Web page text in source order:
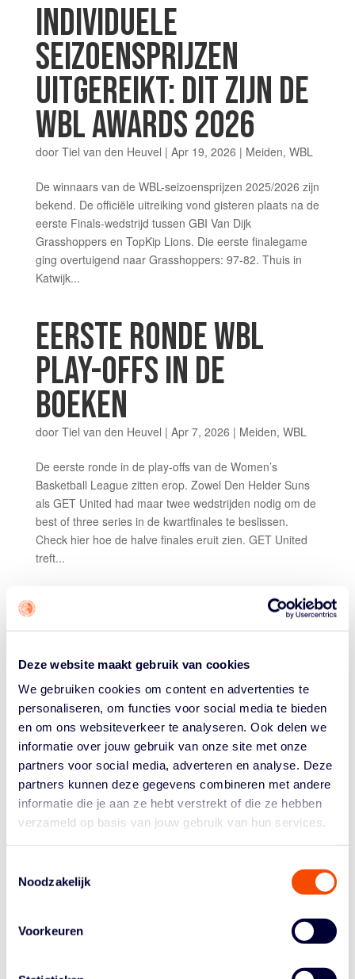
Deze website maakt gebruik van cookies
We gebruiken cookies om content en advertenties te
personaliseren, om functies voor social media te bieden
en om ons websiteverkeer te analyseren. Ook delen we
informatie over jouw gebruik van onze site met onze
partners voor social media, adverteren en analyse. Deze
partners kunnen deze gegevens combineren met andere
informatie die je aan ze hebt verstrekt of die ze hebben
verzameld op basis van jouw gebruik van hun services.
Noodzakelijk
Voorkeuren
INDIVIDUELE
SEIZOENSPRIJZEN
UITGEREIKT: DIT ZIJN DE
WBL AWARDS 2026
door Tiel van den Heuvel | Apr 19, 2026 | Meiden, WBL
De winnaars van de WBL-seizoensprijzen 2025/2026 zijn
bekend. De officiële uitreiking vond gisteren plaats na de
eerste Finals-wedstrijd tussen GBI Van Dijk
Grasshoppers en TopKip Lions. Die eerste finalegame
ging overtuigend naar Grasshoppers: 97-82. Thuis in
Katwijk...
EERSTE RONDE WBL
PLAY-OFFS IN DE
BOEKEN
door Tiel van den Heuvel | Apr 7, 2026 | Meiden, WBL
De eerste ronde in de play-offs van de Women’s
Basketball League zitten erop. Zowel Den Helder Suns
als GET United had maar twee wedstrijden nodig om de
best of three series in de kwartfinales te beslissen.
Check hier hoe de halve finales eruit zien. GET United
treft...
REGULIER SEIZOEN WBL
IN DE BOEKEN: HIER
KOMEN DE PLAY-OFFS!
doorTiel van den Heuvel| Mar 30, 2026 |Meiden, WBL
Het reguliere seizoen zit erop in de Women’s Basketball
League (WBL). Net als voorgaande jaren sluit GBI Van
Dijk Grasshoppers de competitie af als koploper. Ook
TopKip Lions op nummer twee is een bekend gezicht.
De play-offs staan meteen voor de deur. Aanstaande...
PLAYOFFSCHEMA WOME
N’S BASKETBALL
LEAGUE 2025–2026